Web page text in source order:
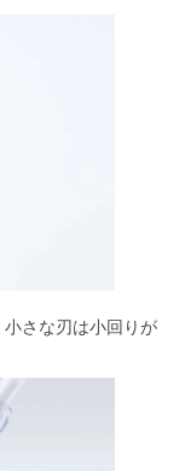
さな刃は小回りが